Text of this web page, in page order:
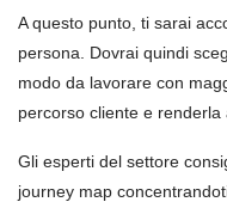
A questo punto, ti sarai
persona. Dovrai quindi
modo da lavorare con
percorso cliente e renderla
Gli esperti del settore
journey map